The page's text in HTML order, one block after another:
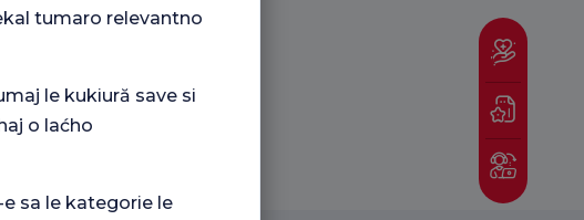
tumaro relevantno
le kukiură save si
o laćho
sa le kategorie le